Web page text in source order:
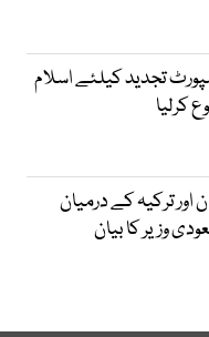
تجدید کیلئے اسلام
کرلیا
ترکیہ کے درمیان
وزیر کا بیان